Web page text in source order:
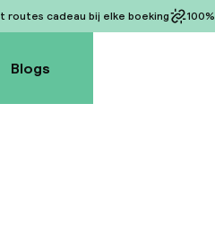
routes cadeau bij elke boeking 100%
Blogs